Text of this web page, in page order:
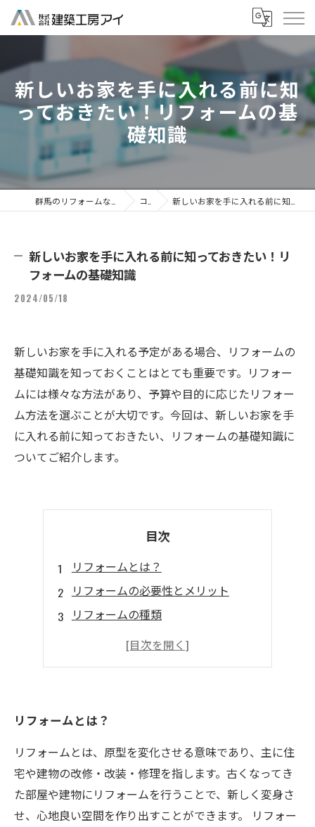
新しいお家を手に入れる前に知
っておきたい！リフォームの基
礎知識
コラム 新しいお家を手に入れる前に知っておきたい！リフォームの基礎知識
新しいお家を手に入れる前に知っておきたい！リ
フォームの基礎知識
2024/05/18
新しいお家を手に入れる予定がある場合、リフォームの
基礎知識を知っておくことはとても重要です。リフォー
ムには様々な方法があり、予算や目的に応じたリフォー
ム方法を選ぶことが大切です。今回は、新しいお家を手
に入れる前に知っておきたい、リフォームの基礎知識に
ついてご紹介します。
目次
リフォームとは？
リフォームの必要性とメリット
リフォームの種類
リフォームの費用と予算の見積もり
リフォームとは？
リフォームとは、原型を変化させる意味であり、主に住
宅や建物の改修・改装・修理を指します。古くなってき
た部屋や建物にリフォームを行うことで、新しく変身さ
せ、心地良い空間を作り出すことができます。 リフォー